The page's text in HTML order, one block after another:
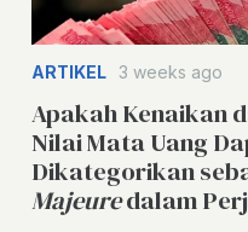
ARTIKEL 3 weeks ago
Apakah Kenaikan
Nilai Mata Uang
Dikategorikan
Majeuredalam